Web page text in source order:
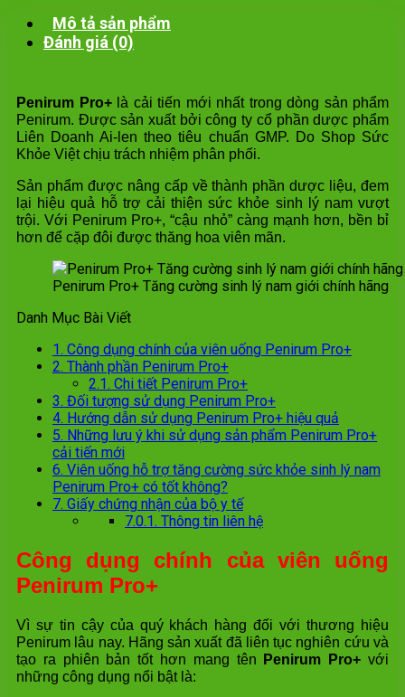
Mô tả sản phẩm
Đánh giá (0)
Penirum Pro+là cải tiến mới nhất trong dòng sản phẩm
Penirum. Được sản xuất bởi công ty cổ phần dược phẩm
Liên Doanh Ai-len theo tiêu chuẩn GMP. Do Shop Sức
Khỏe Việt chịu trách nhiệm phân phối.
Sản phẩm được nâng cấp về thành phần dược liệu, đem
lại hiệu quả hỗ trợ cải thiện sức khỏe sinh lý nam vượt
trội. Với Penirum Pro+, “cậu nhỏ” càng mạnh hơn, bền bỉ
hơn để cặp đôi được thăng hoa viên mãn.
Penirum Pro+ Tăng cường sinh lý nam giới chính hãng
Danh Mục Bài Viết
1. Công dụng chính của viên uống Penirum Pro+
2. Thành phần Penirum Pro+
2.1. Chi tiết Penirum Pro+
3. Đối tượng sử dụng Penirum Pro+
4. Hướng dẫn sử dụng Penirum Pro+ hiệu quả
5. Những lưu ý khi sử dụng sản phẩm Penirum Pro+
cải tiến mới
6. Viên uống hỗ trợ tăng cường sức khỏe sinh lý nam
Penirum Pro+ có tốt không?
7. Giấy chứng nhận của bộ y tế
7.0.1. Thông tin liên hệ
Công dụng chính của viên uống
Penirum Pro+
Vì sự tin cậy của quý khách hàng đối với thương hiệu
Penirum lâu nay. Hãng sản xuất đã liên tục nghiên cứu và
tạo ra phiên bản tốt hơn mang tên
Penirum Pro+ với
những công dụng nổi bật là: